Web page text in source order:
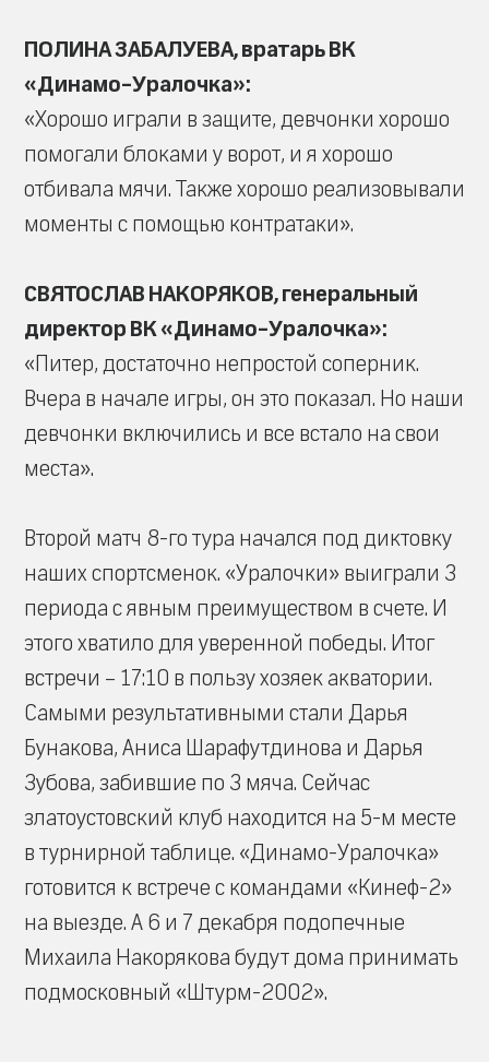
ПОЛИНА ЗАБАЛУЕВА, вратарь ВК
«Динамо-Уралочка»:
«Хорошо играли в защите, девчонки хорошо
помогали блоками у ворот, и я хорошо
отбивала мячи. Также хорошо реализовывали
моменты с помощью контратаки».
СВЯТОСЛАВ НАКОРЯКОВ, генеральный
директор ВК «Динамо-Уралочка»:
«Питер, достаточно непростой соперник.
Вчера в начале игры, он это показал. Но наши
девчонки включились и все встало на свои
места».
Второй матч 8-го тура начался под диктовку
наших спортсменок. «Уралочки» выиграли 3
периода с явным преимуществом в счете. И
этого хватило для уверенной победы. Итог
встречи – 17:10 в пользу хозяек акватории.
Самыми результативными стали Дарья
Бунакова, Аниса Шарафутдинова и Дарья
Зубова, забившие по 3 мяча. Сейчас
златоустовский клуб находится на 5-м месте
в турнирной таблице. «Динамо-Уралочка»
готовится к встрече с командами «Кинеф-2»
на выезде. А 6 и 7 декабря подопечные
Михаила Накорякова будут дома принимать
подмосковный «Штурм-2002».